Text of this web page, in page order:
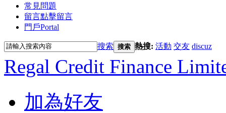
常見問題
留言點擊留言
門戶Portal
搜索 搜索 熱搜: 活動 交友 discuz
Regal Credit Finance
加為好友